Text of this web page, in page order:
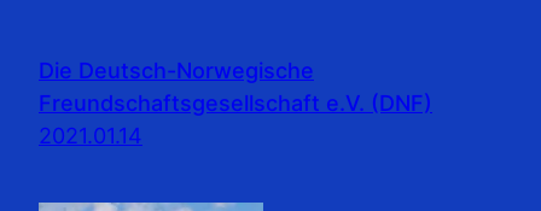
Die Deutsch-Norwegische
Freundschaftsgesellschaft e.V. (DNF)
2021.01.14